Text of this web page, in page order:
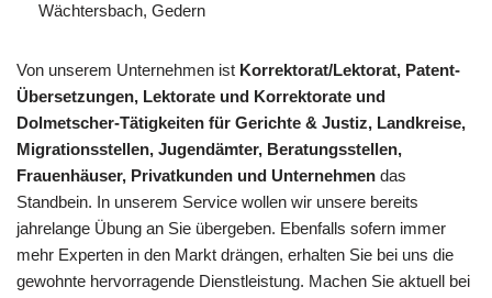
Wächtersbach, Gedern
Von unserem Unternehmen ist Korrektorat/Lektorat, Patent-
Übersetzungen, Lektorate und Korrektorate und
Dolmetscher-Tätigkeiten für Gerichte & Justiz, Landkreise,
Migrationsstellen, Jugendämter, Beratungsstellen,
Frauenhäuser, Privatkunden und Unternehmen das
Standbein. In unserem Service wollen wir unsere bereits
jahrelange Übung an Sie übergeben. Ebenfalls sofern immer
mehr Experten in den Markt drängen, erhalten Sie bei uns die
gewohnte hervorragende Dienstleistung. Machen Sie aktuell bei